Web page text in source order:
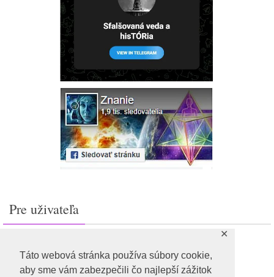
Táto webová stránka používa súbory cookie,
aby sme vám zabezpečili čo najlepší zážitok
✕
Pre uživateľa
Feed záznamov
RSS feed komentárov